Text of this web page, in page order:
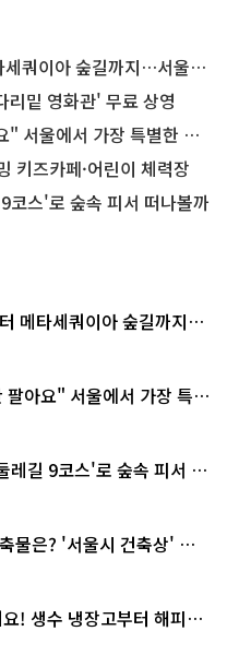
숲길까지…서울둘레길 15코스
밑 영화관' 무료 상영
가장 특별한 편의점의 정체
키즈카페·어린이 체력장
코스'로 숲속 피서 떠나볼까
메타세쿼이아 숲길까지…
아요" 서울에서 가장 특별
레길 9코스'로 숲속 피서 떠
물은? '서울시 건축상' 수
! 생수 냉장고부터 해피소